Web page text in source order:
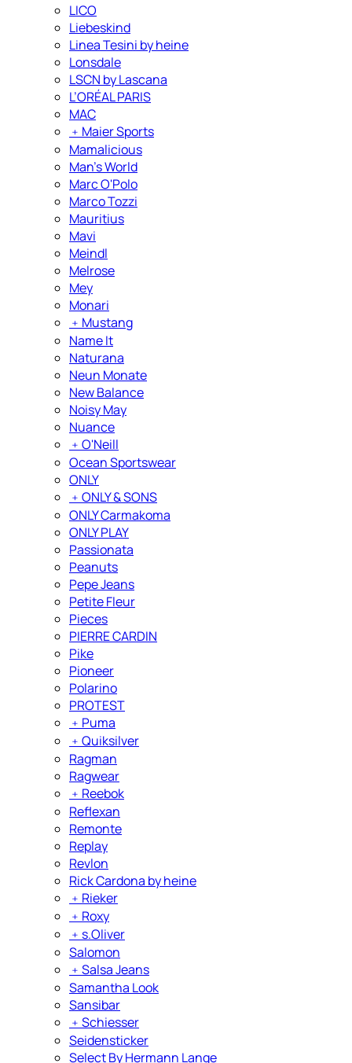
LICO
Liebeskind
Linea Tesini by heine
Lonsdale
LSCN by Lascana
L’ORÉAL PARIS
MAC
﹢ Maier Sports
Mamalicious
Man's World
Marc O'Polo
Marco Tozzi
Mauritius
Mavi
Meindl
Melrose
Mey
Monari
﹢ Mustang
Name It
Naturana
Neun Monate
New Balance
Noisy May
Nuance
﹢ O'Neill
Ocean Sportswear
ONLY
﹢ ONLY & SONS
ONLY Carmakoma
ONLY PLAY
Passionata
Peanuts
Pepe Jeans
Petite Fleur
Pieces
PIERRE CARDIN
Pike
Pioneer
Polarino
PROTEST
﹢ Puma
﹢ Quiksilver
Ragman
Ragwear
﹢ Reebok
Reflexan
Remonte
Replay
Revlon
Rick Cardona by heine
﹢ Rieker
﹢ Roxy
﹢ s.Oliver
Salomon
﹢ Salsa Jeans
Samantha Look
Sansibar
﹢ Schiesser
Seidensticker
Select By Hermann Lange